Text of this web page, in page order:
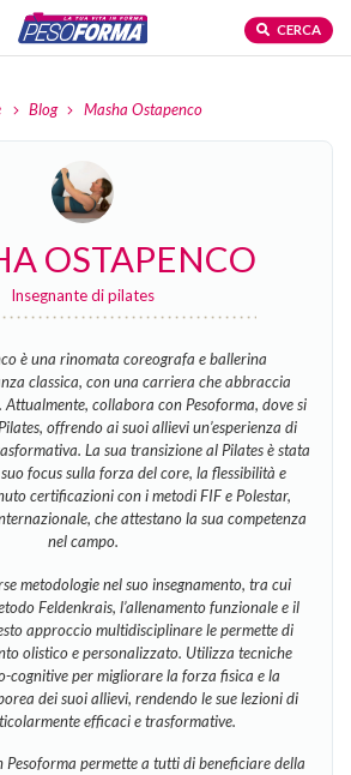
CERCA
Blog Masha Ostapenco
OSTAPENCO
Insegnante di pilates
è una rinomata coreografa e ballerina
classica, con una carriera che abbraccia
Attualmente, collabora con Pesoforma, dove si
offrendo ai suoi allievi un’esperienza di
La sua transizione al Pilates è stata
focus sulla forza del core, la flessibilità e
certificazioni con i metodi FIF e Polestar,
che attestano la sua competenza
nel campo.
metodologie nel suo insegnamento, tra cui
Feldenkrais, l’allenamento funzionale e il
approccio multidisciplinare le permette di
olistico e personalizzato. Utilizza tecniche
cognitive per migliorare la forza fisica e la
dei suoi allievi, rendendo le sue lezioni di
efficaci e trasformative.
permette a tutti di beneficiare della